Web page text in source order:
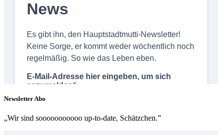
Newsletter Abo
„Wir sind sooooooooooo up-to-date, Schätzchen.”